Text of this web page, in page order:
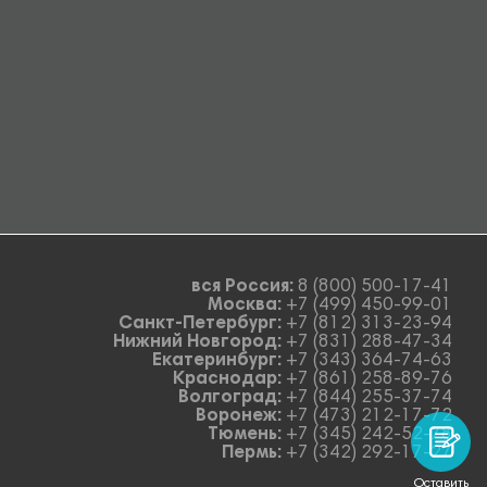
вся Россия: 8 (800) 500-17-41
Москва: +7 (499) 450-99-01
Санкт-Петербург: +7 (812) 313-23-94
Нижний Новгород: +7 (831) 288-47-34
Екатеринбург: +7 (343) 364-74-63
Краснодар: +7 (861) 258-89-76
Волгоград: +7 (844) 255-37-74
Воронеж: +7 (473) 212-17-72
Тюмень: +7 (345) 242-52-78
Пермь: +7 (342) 292-17-27
Оставить